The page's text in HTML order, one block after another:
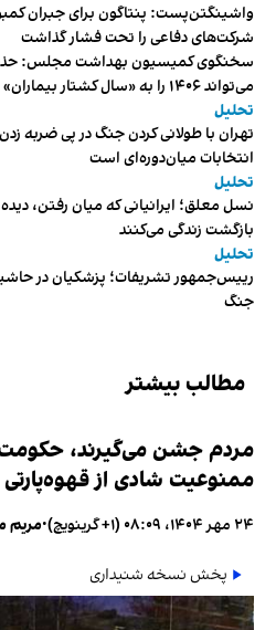
واشینگتن‌پست: پنتاگون برای جبران
شرکت‌های دفاعی را تحت فشار گذاشت
سخنگوی کمیسیون بهداشت مجلس: حذف
می‌تواند ۱۴۰۶ را به «سال کشتار بیماران» تبدیل کند
تحلیل
تهران با طولانی کردن جنگ در پی ضربه
انتخابات میان‌دوره‌ای است
تحلیل
نسل معلق؛ ایرانیانی که میان رفتن،
بازگشت زندگی می‌کنند
تحلیل
رییس‌جمهور تشریفات؛ پزشکیان در
جنگ
مطالب بیشتر
مردم جشن می‌گیرند،
ممنوعیت شادی از قهوه‌پارتی
۲۴ مهر ۱۴۰۴، ۰۸:۰۹ (‎+۱ گرینویچ) •مریم
پخش نسخه شنیداری